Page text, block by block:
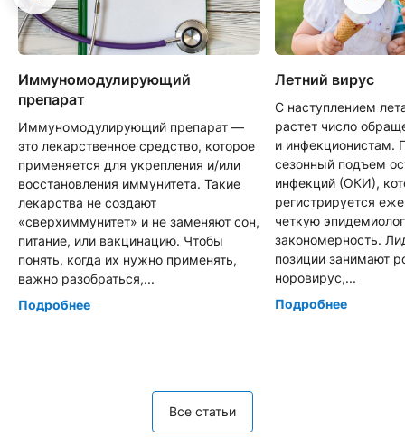
Иммуномодулирующий
препарат
Иммуномодулирующий препарат —
это лекарственное средство, которое
применяется для укрепления и/или
восстановления иммунитета. Такие
лекарства не создают
«сверхиммунитет» и не заменяют сон,
питание, или вакцинацию. Чтобы
понять, когда их нужно применять,
важно разобраться,...
Подробнее
Летний вирус
С наступлением
растет число
и инфекционистам.
сезонный подъем
инфекций (ОКИ),
регистрируется
четкую
закономерность.
позиции занимают
норовирус,...
Подробнее
Все статьи